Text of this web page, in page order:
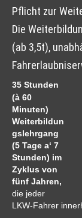
Pflicht zur
Die
(ab 3,5t),
35 Stunden
(à 60
Minuten)
Weiterbildun
gslehrgang
(5 Tage a‘ 7
Stunden) im
Zyklus von
fünf Jahren,
die jeder
LKW-Fahrer